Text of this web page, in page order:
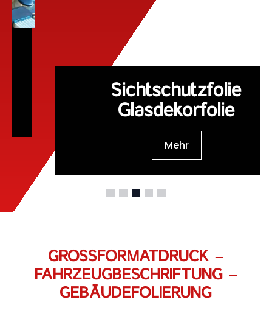
Sichtschutzfolie
Glasdekorfolie
GROSSFORMATDRUCK –
FAHRZEUGBESCHRIFTUNG –
GEBÄUDEFOLIERUNG